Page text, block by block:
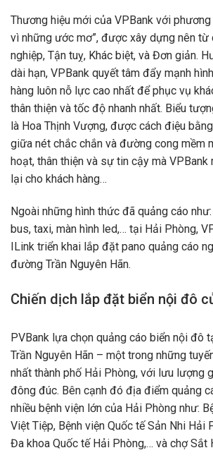
Thương hiệu mới của VPBank với phương
vì những ước mơ”, được xây dựng nên từ
nghiệp, Tận tuỵ, Khác biệt, và Đơn giản.
dài hạn, VPBank quyết tâm đẩy mạnh
hàng luôn nỗ lực cao nhất để phục vụ
thân thiện và tốc độ nhanh nhất. Biểu
là Hoa Thịnh Vượng, được cách điệu
giữa nét chắc chắn và đường cong mềm
hoạt, thân thiện và sự tin cậy mà
lại cho khách hàng…
Ngoài những hình thức đã quảng cáo
bus, taxi, màn hình led,… tại Hải Phòng,
ILink triển khai lắp đặt pano quảng cáo
đường Trần Nguyên Hãn.
Chiến dịch lắp đặt biển nội đô
PVBank lựa chọn quảng cáo biển nội đô
Trần Nguyên Hãn – một trong những
nhất thành phố Hải Phòng, với lưu lượng
đông đúc. Bên cạnh đó địa điểm quảng
nhiều bệnh viện lớn của Hải Phòng như:
Việt Tiệp, Bệnh viện Quốc tế Sản Nhi Hải
Đa khoa Quốc tế Hải Phòng,… và chợ Sắt